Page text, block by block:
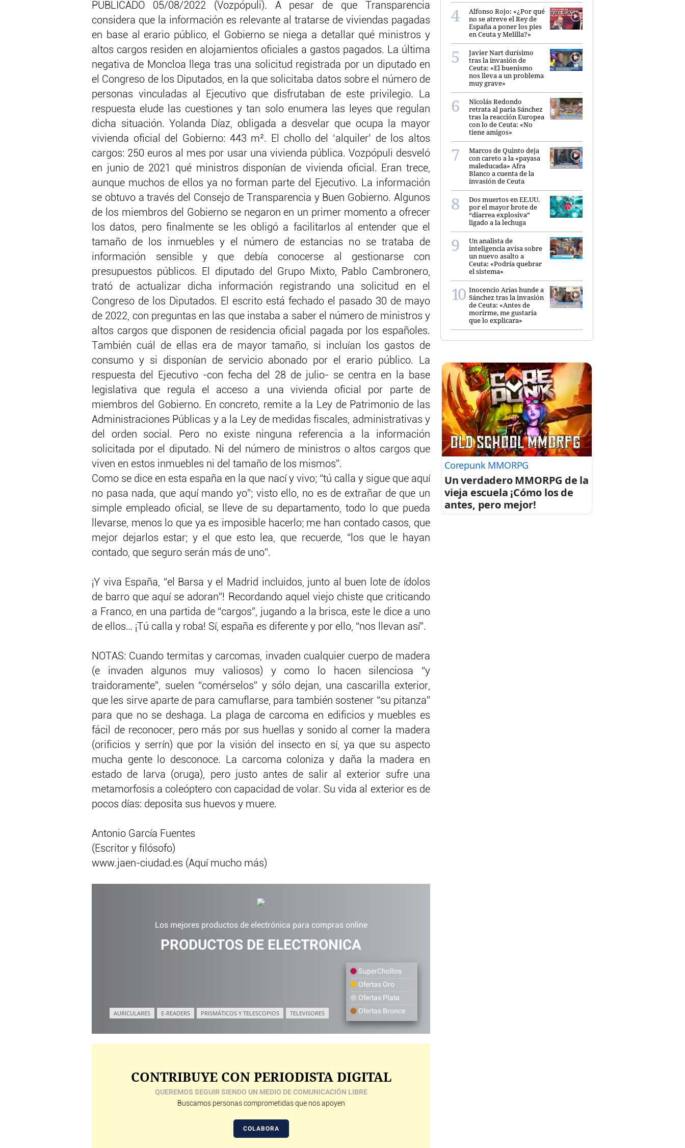
PUBLICADO 05/08/2022 (Vozpópuli). A pesar de que Transparencia
considera que la información es relevante al tratarse de viviendas pagadas
en base al erario público, el Gobierno se niega a detallar qué ministros y
altos cargos residen en alojamientos oficiales a gastos pagados. La última
negativa de Moncloa llega tras una solicitud registrada por un diputado en
el Congreso de los Diputados, en la que solicitaba datos sobre el número de
personas vinculadas al Ejecutivo que disfrutaban de este privilegio. La
respuesta elude las cuestiones y tan solo enumera las leyes que regulan
dicha situación. Yolanda Díaz, obligada a desvelar que ocupa la mayor
vivienda oficial del Gobierno: 443 m². El chollo del ‘alquiler’ de los altos
cargos: 250 euros al mes por usar una vivienda pública. Vozpópuli desveló
en junio de 2021 qué ministros disponían de vivienda oficial. Eran trece,
aunque muchos de ellos ya no forman parte del Ejecutivo. La información
se obtuvo a través del Consejo de Transparencia y Buen Gobierno. Algunos
de los miembros del Gobierno se negaron en un primer momento a ofrecer
los datos, pero finalmente se les obligó a facilitarlos al entender que el
tamaño de los inmuebles y el número de estancias no se trataba de
información sensible y que debía conocerse al gestionarse con
presupuestos públicos. El diputado del Grupo Mixto, Pablo Cambronero,
trató de actualizar dicha información registrando una solicitud en el
Congreso de los Diputados. El escrito está fechado el pasado 30 de mayo
de 2022, con preguntas en las que instaba a saber el número de ministros y
altos cargos que disponen de residencia oficial pagada por los españoles.
También cuál de ellas era de mayor tamaño, si incluían los gastos de
consumo y si disponían de servicio abonado por el erario público. La
respuesta del Ejecutivo -con fecha del 28 de julio- se centra en la base
legislativa que regula el acceso a una vivienda oficial por parte de
miembros del Gobierno. En concreto, remite a la Ley de Patrimonio de las
Administraciones Públicas y a la Ley de medidas fiscales, administrativas y
del orden social. Pero no existe ninguna referencia a la información
solicitada por el diputado. Ni del número de ministros o altos cargos que
viven en estos inmuebles ni del tamaño de los mismos”.
Como se dice en esta españa en la que nací y vivo; “tú calla y sigue que aquí
no pasa nada, que aquí mando yo”; visto ello, no es de extrañar de que un
simple empleado oficial, se lleve de su departamento, todo lo que pueda
llevarse, menos lo que ya es imposible hacerlo; me han contado casos, que
mejor dejarlos estar; y el que esto lea, que recuerde, “los que le hayan
contado, que seguro serán más de uno”.
¡Y viva España, “el Barsa y el Madrid incluidos, junto al buen lote de ídolos
de barro que aquí se adoran”! Recordando aquel viejo chiste que criticando
a Franco, en una partida de “cargos”, jugando a la brisca, este le dice a uno
de ellos… ¡Tú calla y roba! Sí, españa es diferente y por ello, “nos llevan así”.
NOTAS: Cuando termitas y carcomas, invaden cualquier cuerpo de madera
(e invaden algunos muy valiosos) y como lo hacen silenciosa “y
traidoramente”, suelen “comérselos” y sólo dejan, una cascarilla exterior,
que les sirve aparte de para camuflarse, para también sostener “su pitanza”
para que no se deshaga. La plaga de carcoma en edificios y muebles es
fácil de reconocer, pero más por sus huellas y sonido al comer la madera
(orificios y serrín) que por la visión del insecto en sí, ya que su aspecto
mucha gente lo desconoce. La carcoma coloniza y daña la madera en
estado de larva (oruga), pero justo antes de salir al exterior sufre una
metamorfosis a coleóptero con capacidad de volar. Su vida al exterior es de
pocos días: deposita sus huevos y muere.
Antonio García Fuentes
(Escritor y filósofo)
www.jaen-ciudad.es (Aquí mucho más)
Los mejores productos de electrónica para compras online
PRODUCTOS DE ELECTRONICA
AURICULARES E-READERS PRISMÁTICOS Y TELESCOPIOS TELEVISORES
SuperChollos
Ofertas Oro
Ofertas Plata
Ofertas Bronce
CONTRIBUYE CON PERIODISTA DIGITAL
QUEREMOS SEGUIR SIENDO UN MEDIO DE COMUNICACIÓN LIBRE
Buscamos personas comprometidas que nos apoyen
COLABORA
Alfonso Rojo: «¿Por qué
no se atreve el Rey de
España a poner los pies
en Ceuta y Melilla?»
Javier Nart durísimo
tras la invasión de
Ceuta: «El buenismo
nos lleva a un problema
muy grave»
Nicolás Redondo
retrata al paria Sánchez
tras la reacción Europea
con lo de Ceuta: «No
tiene amigos»
Marcos de Quinto deja
con careto a la «payasa
maleducada» Afra
Blanco a cuenta de la
invasión de Ceuta
Dos muertos en EE.UU.
por el mayor brote de
“diarrea explosiva”
ligado a la lechuga
Un analista de
inteligencia avisa sobre
un nuevo asalto a
Ceuta: «Podría quebrar
el sistema»
Inocencio Arias hunde a
Sánchez tras la invasión
de Ceuta: «Antes de
morirme, me gustaría
que lo explicara»
Corepunk MMORPG
Un verdadero MMORPG de la
vieja escuela ¡Cómo los de
antes, pero mejor!